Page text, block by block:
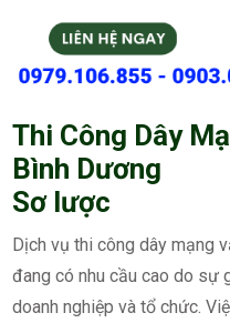
Thi Công Dây
Bình Dương
Sơ lược
Dịch vụ thi công dây mạng
đang có nhu cầu cao do sự
doanh nghiệp và tổ chức.